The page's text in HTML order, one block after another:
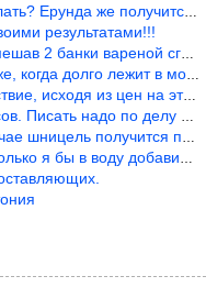
же получится. Нет, с
результатами!!!
вареной сгущенки со с
долго лежит в морозилке
исходя из цен на эту ягоду
надо по делу и подробн
получится парено-варен
бы в воду добавил бы молок